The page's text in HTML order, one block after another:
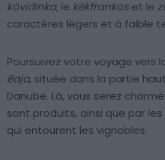
kövidinka, le kékfrankos et le
caractères légers et à faible
Poursuivez votre voyage vers
Baja, située dans la partie
Danube. Là, vous serez
sont produits, ainsi que par
qui entourent les vignobles.